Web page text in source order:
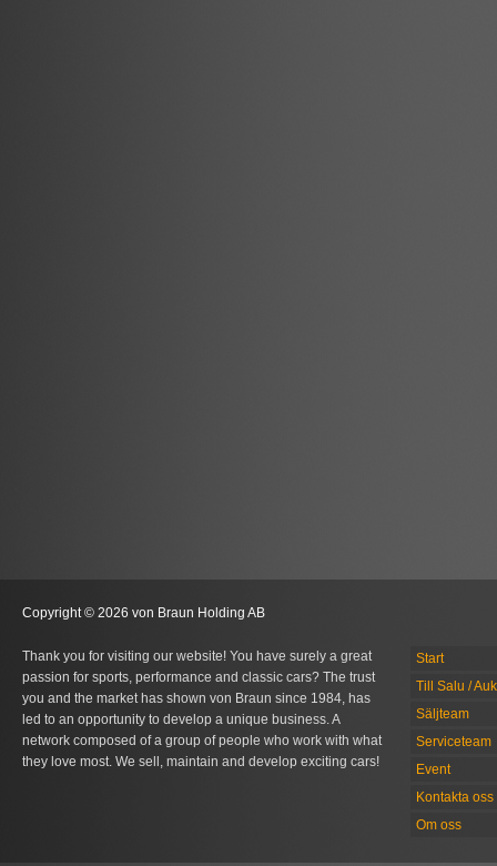
Copyright © 2026 von Braun Holding AB
Thank you for visiting our website! You have surely a great
passion for sports, performance and classic cars? The trust
you and the market has shown von Braun since 1984, has
led to an opportunity to develop a unique business. A
network composed of a group of people who work with what
they love most. We sell, maintain and develop exciting cars!
Start
Till Salu /
Säljteam
Serviceteam
Event
Kontakta oss
Om oss